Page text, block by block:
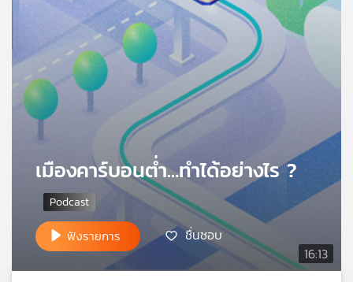
เกี่ยว
กับ
เรา
เครือ
เอส
16:13
เมืองคาร์บอนต่ำ…ทำได้อย่างไร ?
ฟังรายการ ชื่นชอบ